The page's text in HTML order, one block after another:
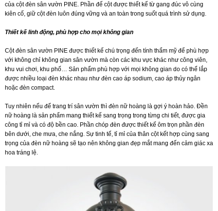
của cột đèn sân vườn PINE. Phần đế cột được thiết kế từ gang đúc vô cùng
kiên cố, giữ cột đèn luôn đúng vững và an toàn trong suốt quá trình sử dụng.
Thiết kế linh động, phù hợp cho mọi không gian
Cột đèn sân vườn PINE được thiết kế chú trọng đến tính thẩm mỹ để phù hợp
với không chỉ không gian sân vườn mà còn các khu vực khác như công viên,
khu vui chơi, khu phố… Sản phẩm phù hợp với mọi không gian do có thể lắp
được nhiều loại đèn khác nhau như đèn cao áp sodium, cao áp thủy ngân
hoặc đèn compact.
Tuy nhiên nếu để trang trí sân vườn thì đèn nữ hoàng là gợi ý hoàn hảo. Đền
nữ hoàng là sản phẩm mang thiết kế sang trọng trong từng chi tiết, được gia
công tỉ mỉ và có độ bền cao. Phần chóp đèn được thiết kế ôm trọn phần đèn
bên dưới, che mưa, che nắng. Sự tinh tế, tỉ mỉ của thân cột kết hợp cùng sang
trọng của đèn nữ hoàng sẽ tạo nên không gian đẹp mắt mang đến cảm giác xa
hoa tráng lệ.